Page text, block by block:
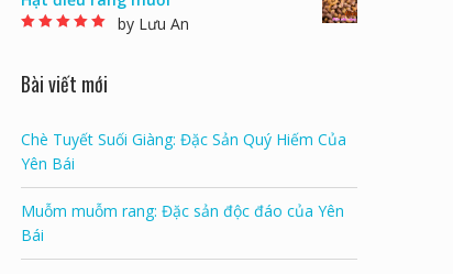
by Lưu An
Bài viết mới
Chè Tuyết Suối Giàng: Đặc Sản Quý Hiếm Của
Yên Bái
Muỗm muỗm rang: Đặc sản độc đáo của Yên
Bái